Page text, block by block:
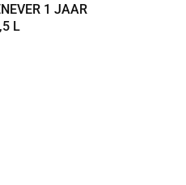
1 JAAR
L